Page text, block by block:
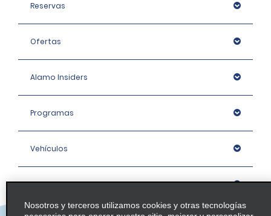
Reservas
Ofertas
Alamo Insiders
Programas
Vehículos
Oficinas
Nosotros y terceros utilizamos cookies y otras tecnologías